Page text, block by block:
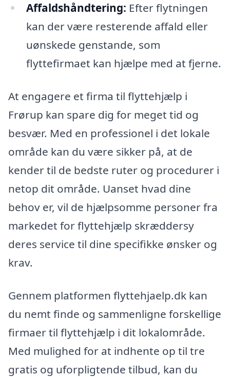
Affaldshåndtering: Efter flytningen
kan der være resterende affald eller
uønskede genstande, som
flyttefirmaet kan hjælpe med at fjerne.
At engagere et firma til flyttehjælp i
Frørup kan spare dig for meget tid og
besvær. Med en professionel i det lokale
område kan du være sikker på, at de
kender til de bedste ruter og procedurer i
netop dit område. Uanset hvad dine
behov er, vil de hjælpsomme personer fra
markedet for flyttehjælp skræddersy
deres service til dine specifikke ønsker og
krav.
Gennem platformen flyttehjaelp.dk kan
du nemt finde og sammenligne forskellige
firmaer til flyttehjælp i dit lokalområde.
Med mulighed for at indhente op til tre
gratis og uforpligtende tilbud, kan du